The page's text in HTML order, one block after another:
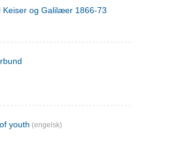
Keiser og Galilæer 1866-73
youth (engelsk)